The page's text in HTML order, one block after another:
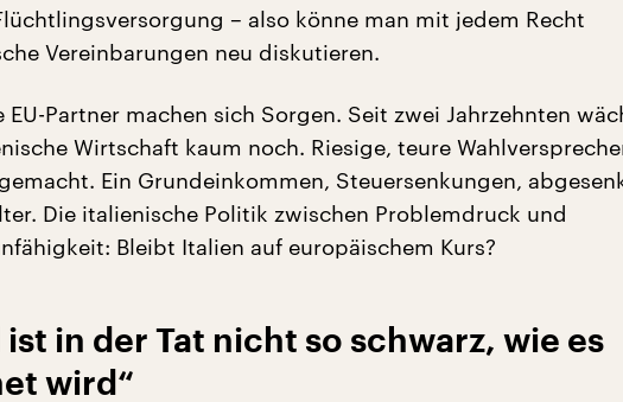
– also könne man mit jedem Recht
Vereinbarungen neu diskutieren.
EU-Partner machen sich Sorgen. Seit zwei Jahrzehnten
Wirtschaft kaum noch. Riesige, teure
Ein Grundeinkommen, Steuersenkungen,
Die italienische Politik zwischen Problemdruck und
Bleibt Italien auf europäischem Kurs?
ist in der Tat nicht so schwarz, wie es
wird“